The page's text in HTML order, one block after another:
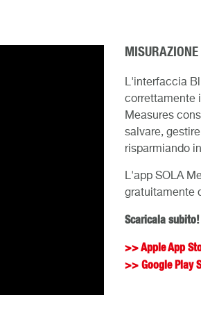
L'interfaccia
correttamente
Measures
salvare,
risparmiando
L'app SOLA
gratuitamente
Scaricala subito!
>> Apple App
>> Google Play